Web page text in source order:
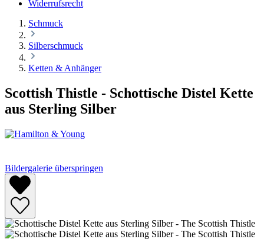
Widerrufsrecht
Schmuck
Silberschmuck
Ketten & Anhänger
Scottish Thistle - Schottische Distel Kette
aus Sterling Silber
Bildergalerie überspringen